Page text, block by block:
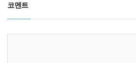
코멘트